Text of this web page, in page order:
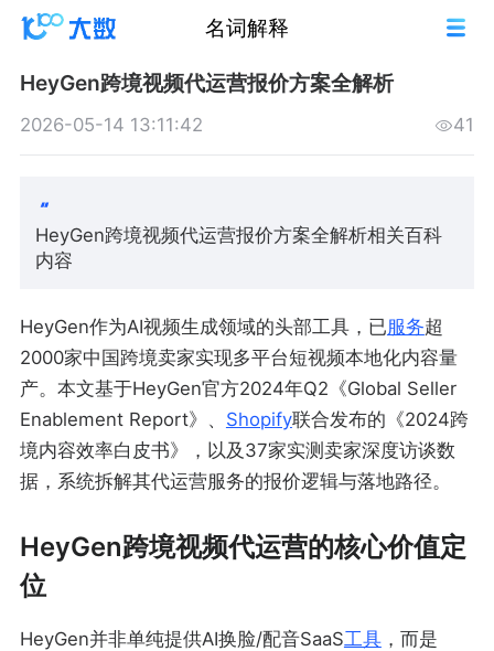
名词解释
HeyGen跨境视频代运营报价方案全解析
2026-05-14 13:11:42 41
HeyGen跨境视频代运营报价方案全解析相关百科
内容
HeyGen作为AI视频生成领域的头部工具，已服务超
2000家中国跨境卖家实现多平台短视频本地化内容量
产。本文基于HeyGen官方2024年Q2《Global Seller
Enablement Report》、 Shopify联合发布的《2024跨
境内容效率白皮书》，以及37家实测卖家深度访谈数
据，系统拆解其代运营服务的报价逻辑与落地路径。
HeyGen跨境视频代运营的核心价值定
位
HeyGen并非单纯提供AI换脸/配音SaaS工具，而是